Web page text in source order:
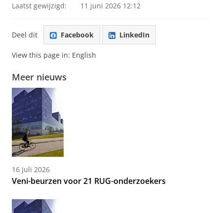
Laatst gewijzigd: 11 juni 2026 12:12
Deel dit Facebook LinkedIn
View this page in: English
Meer nieuws
16 juli 2026
Veni-beurzen voor 21 RUG-onderzoekers